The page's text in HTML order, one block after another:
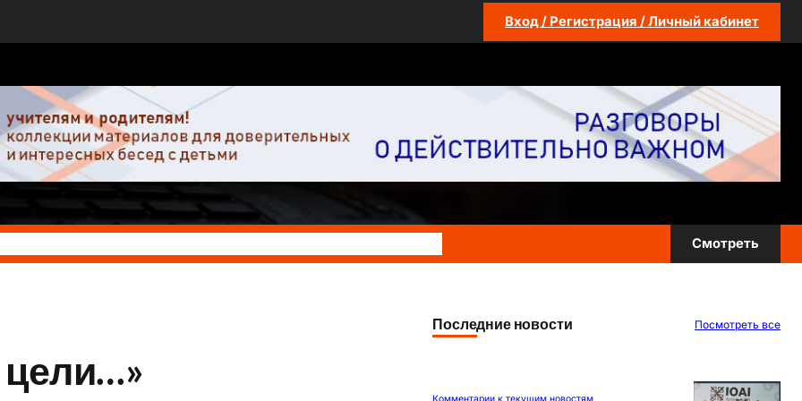
Вход / Регистрация / Личный кабинет
Смотреть
Последние новости Посмотреть все
Комментарии к текущим новостям